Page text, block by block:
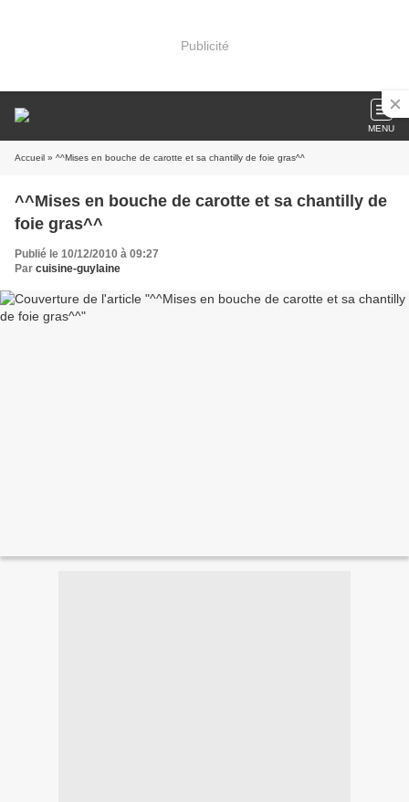
Publicité
MENU
Accueil » ^^Mises en bouche de carotte et sa chantilly de foie gras^^
^^Mises en bouche de carotte et sa chantilly de
foie gras^^
Publié le 10/12/2010 à 09:27
Par cuisine-guylaine